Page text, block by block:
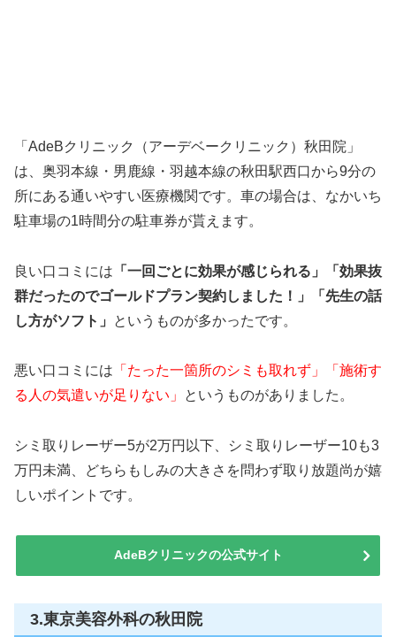
「AdeBクリニック（アーデベークリニック）秋田院」
は、奥羽本線・男鹿線・羽越本線の秋田駅西口から9分の
所にある通いやすい医療機関です。車の場合は、なかいち
駐車場の1時間分の駐車券が貰えます。
良い口コミには 「一回ごとに効果が感じられる」「効果抜
群だったのでゴールドプラン契約しました！」「先生の話
し方がソフト」
というものが多かったです。
悪い口コミには 「たった一箇所のシミも取れず」「施術す
る人の気遣いが足りない」
というものがありました。
シミ取りレーザー5が2万円以下、シミ取りレーザー10も3
万円未満、どちらもしみの大きさを問わず取り放題尚が嬉
しいポイントです。
AdeBクリニックの公式サイト
3.東京美容外科の秋田院